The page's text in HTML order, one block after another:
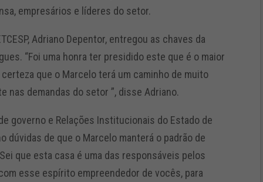
empresários e líderes do setor.
Adriano Depentor, entregou as chaves da
“Foi uma honra ter presidido este que é o maior
que o Marcelo terá um caminho de muito
nas demandas do setor ”, disse Adriano.
governo e Relações Institucionais do Estado de
dúvidas de que o Marcelo manterá o padrão de
que esta casa é uma das responsáveis pelos
esse espírito empreendedor de vocês, para